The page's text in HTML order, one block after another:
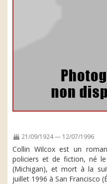
21/09/1924 — 12/07/1996
Collin Wilcox est un
policiers et de fiction, né
(Michigan), et mort à la
juillet 1996 à San Francisco